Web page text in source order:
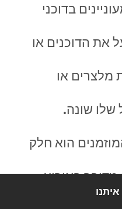
בדוכני
את הדוכנים או
מלצרים או
שונה.
הוא חלק
באירוע